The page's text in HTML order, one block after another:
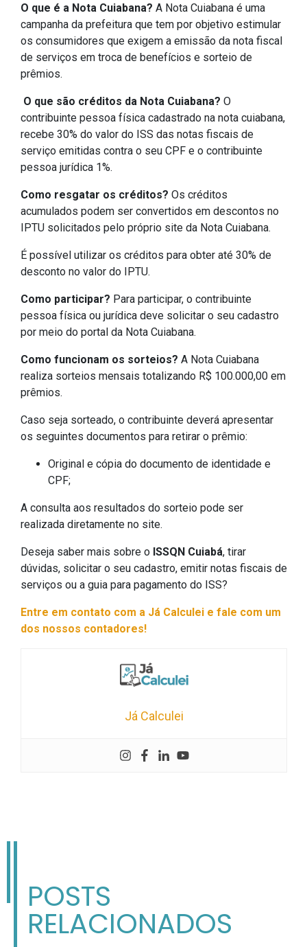
O que é a Nota Cuiabana? A Nota Cuiabana é uma
campanha da prefeitura que tem por objetivo estimular
os consumidores que exigem a emissão da nota fiscal
de serviços em troca de benefícios e sorteio de
prêmios.
O que são créditos da Nota Cuiabana? O
contribuinte pessoa física cadastrado na nota cuiabana,
recebe 30% do valor do ISS das notas fiscais de
serviço emitidas contra o seu CPF e o contribuinte
pessoa jurídica 1%.
Como resgatar os créditos? Os créditos
acumulados podem ser convertidos em descontos no
IPTU solicitados pelo próprio site da Nota Cuiabana.
É possível utilizar os créditos para obter até 30% de
desconto no valor do IPTU.
Como participar? Para participar, o contribuinte
pessoa física ou jurídica deve solicitar o seu cadastro
por meio do portal da Nota Cuiabana.
Como funcionam os sorteios? A Nota Cuiabana
realiza sorteios mensais totalizando R$ 100.000,00 em
prêmios.
Caso seja sorteado, o contribuinte deverá apresentar
os seguintes documentos para retirar o prêmio:
Original e cópia do documento de identidade e
CPF;
A consulta aos resultados do sorteio pode ser
realizada diretamente no site.
Deseja saber mais sobre o ISSQN Cuiabá, tirar
dúvidas, solicitar o seu cadastro, emitir notas fiscais de
serviços ou a guia para pagamento do ISS?
Entre em contato com a Já Calculei e fale com um
dos nossos contadores!
Já Calculei
POSTS
RELACIONADOS